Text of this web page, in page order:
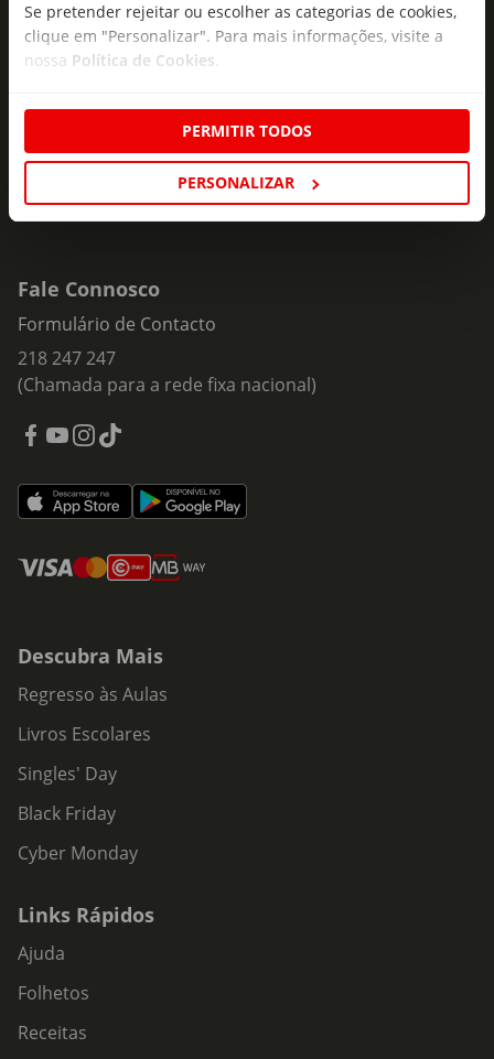
Se pretender rejeitar ou escolher as categorias de cookies,
clique em "Personalizar". Para mais informações, visite a
nossa Política de Cookies.
PERMITIR TODOS
PERSONALIZAR
Subscreva e descubra campanhas exclusivas,
ofertas e novidades para si.
mail
Subscrever
Fale Connosco
Formulário de Contacto
218 247 247
(Chamada para a rede fixa nacional)
Descubra Mais
Regresso às Aulas
Livros Escolares
Singles' Day
Black Friday
Cyber Monday
Links Rápidos
Ajuda
Folhetos
Receitas